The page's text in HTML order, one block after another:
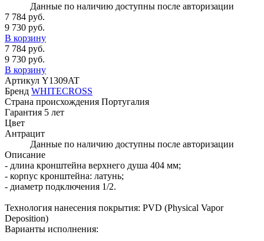
Данные по наличию доступны после авторизации
7 784 руб.
9 730 руб.
В корзину
7 784 руб.
9 730 руб.
В корзину
Артикул Y1309AT
Бренд WHITECROSS
Страна происхождения Португалия
Гарантия 5 лет
Цвет
Антрацит
Данные по наличию доступны после авторизации
Описание
- длина кронштейна верхнего душа 404 мм;
- корпус кронштейна: латунь;
- диаметр подключения 1/2.
Технология нанесения покрытия: PVD (Physical Vapor
Deposition)
Варианты исполнения: